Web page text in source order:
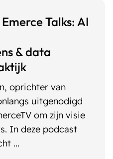
Talks: AI
& data
oprichter van
uitgenodigd
om zijn visie
In deze podcast
...